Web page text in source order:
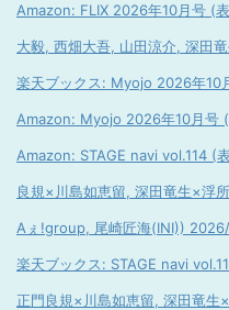
Amazon: FLIX 2026年10月号 (
大毅, 西畑大吾, 山田涼介, 深田
楽天ブックス: Myojo 2026年10
Amazon: Myojo 2026年10月号
Amazon: STAGE navi vol.114 (
良規×川島如恵留, 深田竜生×浮
Aぇ!group, 尾崎匠海(INI))
楽天ブックス: STAGE navi
正門良規×川島如恵留, 深田竜生